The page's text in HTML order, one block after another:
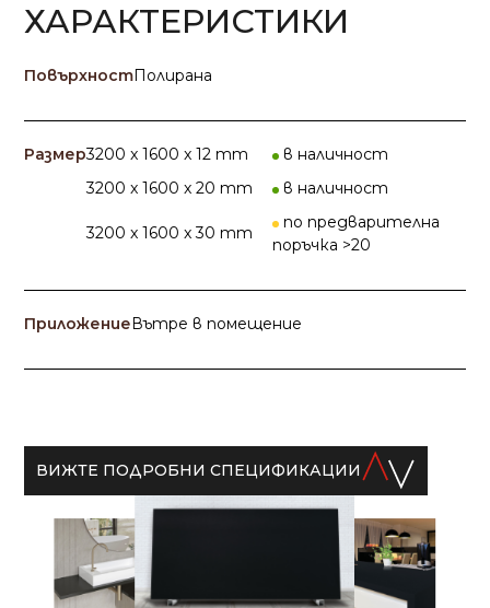
ХАРАКТЕРИСТИКИ
ПовърхностПолирана
Размер3200 x 1600 x 12 mm
в наличност
3200 x 1600 x 20 mm
в наличност
3200 x 1600 x 30 mm
по предварителна
поръчка >20
ПриложениеВътре в помещение
ВИЖТЕ ПОДРОБНИ СПЕЦИФИКАЦИИ